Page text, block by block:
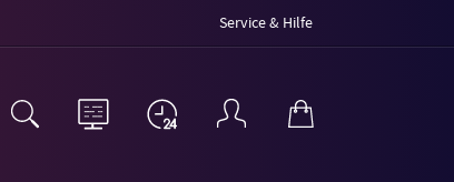
Service & Hilfe